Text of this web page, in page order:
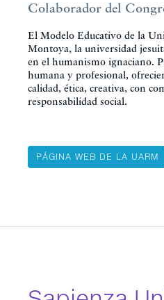
Colaborador del
El Modelo Educativo de la
Montoya, la universidad
en el humanismo ignaciano.
humana y profesional,
calidad, ética, creativa, con
responsabilidad social.
PÁGINA WEB DE LA UARM